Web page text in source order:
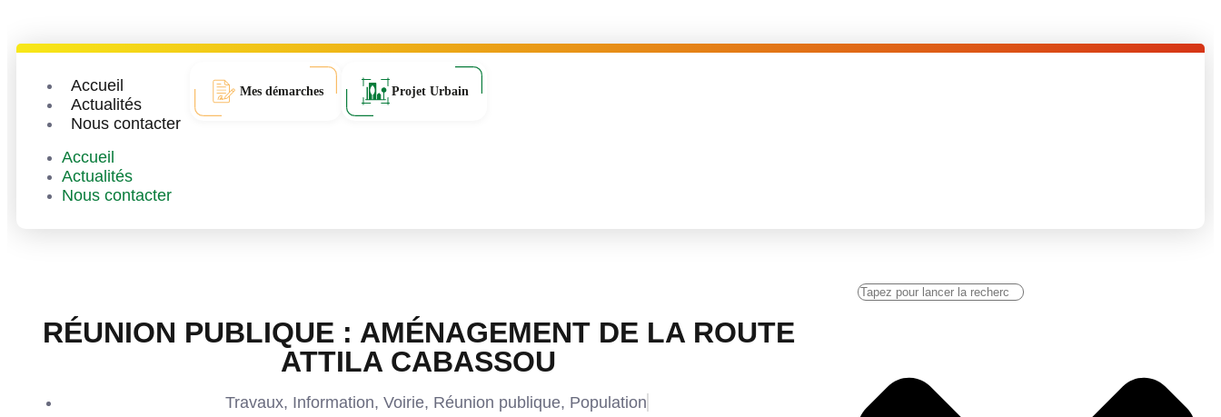
Accueil
Actualités
Nous contacter
Accueil
Actualités
Nous contacter
Mes démarches Projet Urbain
RÉUNION PUBLIQUE : AMÉNAGEMENT DE LA ROUTE
ATTILA CABASSOU
Travaux, Information, Voirie, Réunion publique, Population